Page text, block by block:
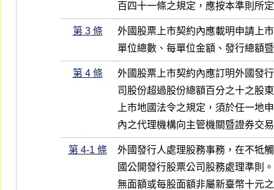
百四十一條之規定，應按本準則所
第 3 條
外國股票上市契約內應載明申請上
單位總數、每單位金額、發行總額
第 4 條
外國股票上市契約內應訂明外國發
司股份超過股份總額百分之十之股
上市地國法令之規定，須於任一地
內之代理機構向主管機關暨證券交
第 4-1 條
外國發行人處理股務事務，在不牴
國公開發行股票公司股務處理準則。
無面額或每股面額非屬新臺幣十元